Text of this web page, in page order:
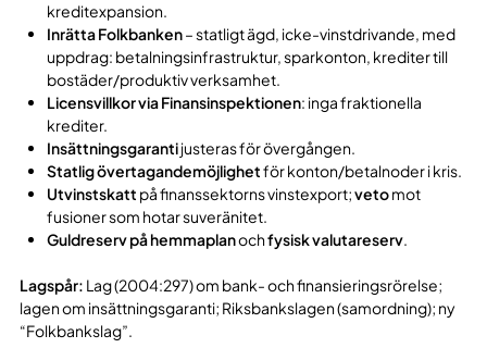
kreditexpansion.
Inrätta Folkbanken– statligt ägd, icke-vinstdrivande, med
uppdrag: betalningsinfrastruktur, sparkonton, krediter till
bostäder/produktiv verksamhet.
Licensvillkor via Finansinspektionen: inga fraktionella
krediter.
Insättningsgarantijusteras för övergången.
Statlig övertagandemöjlighetför konton/betalnoder i kris.
Utvinstskatt på finanssektorns vinstexport;vetomot
fusioner som hotar suveränitet.
Guldreserv på hemmaplanochfysisk valutareserv.
Lagspår: Lag (2004:297) om bank- och finansieringsrörelse;
lagen om insättningsgaranti; Riksbankslagen (samordning); ny
“Folkbankslag”.